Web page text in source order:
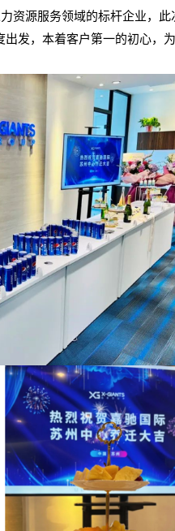
资源服务领域的标杆企业，
发，本着客户第一的初心，